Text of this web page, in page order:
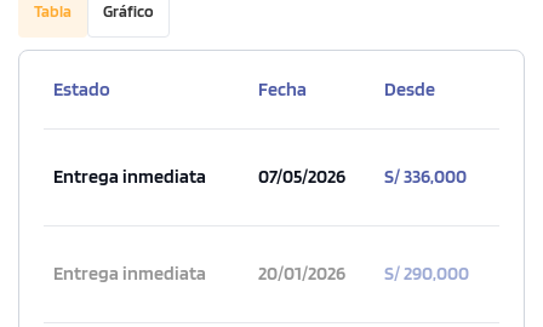
Tabla Gráfico
Estado Fecha Desde
Entrega inmediata 07/05/2026 S/ 336,000
Entrega inmediata 20/01/2026 S/ 290,000